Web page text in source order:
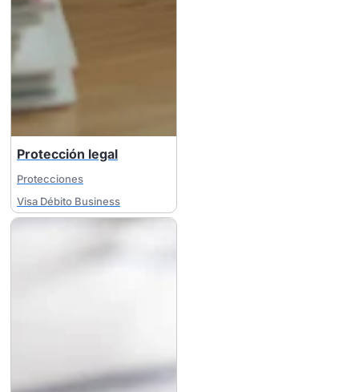
Protección legal
Protecciones
Visa Débito Business